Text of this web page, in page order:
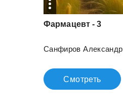
Фармацевт - 3
Санфиров Александр
Смотреть